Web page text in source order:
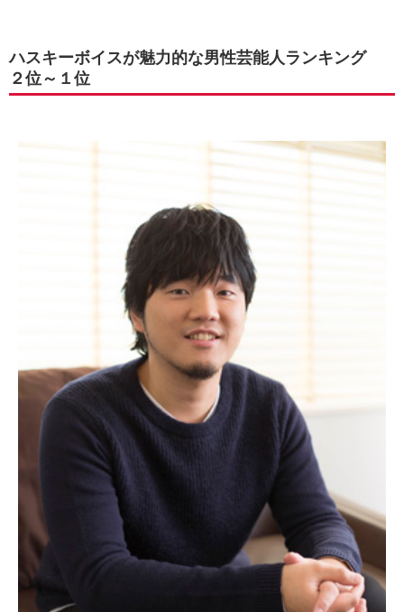
ハスキーボイスが魅力的な男性芸能人ランキング
２位～１位